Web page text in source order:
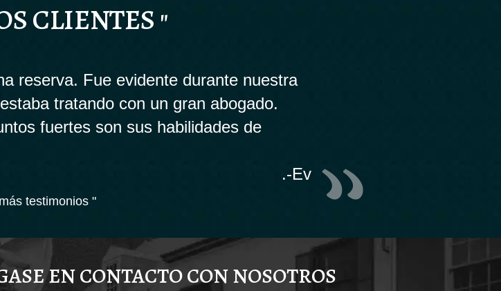
CLIENTES "
reserva. Fue evidente durante nuestra
tratando con un gran abogado.
fuertes son sus habilidades de
.-Ev
testimonios "
EN CONTACTO CON NOSOTROS